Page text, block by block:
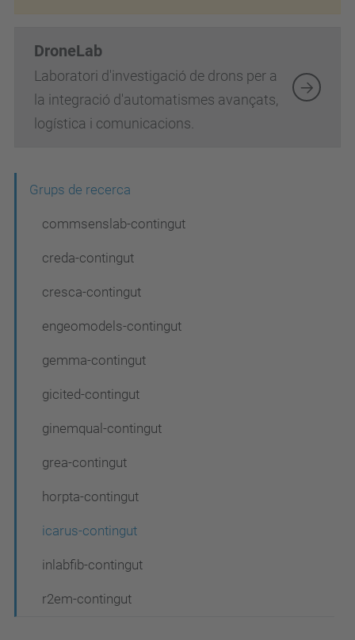
DroneLab
Laboratori d'investigació de drons per a
la integració d'automatismes avançats,
logística i comunicacions.
Grups de recerca
commsenslab-contingut
creda-contingut
cresca-contingut
engeomodels-contingut
gemma-contingut
gicited-contingut
ginemqual-contingut
grea-contingut
horpta-contingut
icarus-contingut
inlabfib-contingut
r2em-contingut